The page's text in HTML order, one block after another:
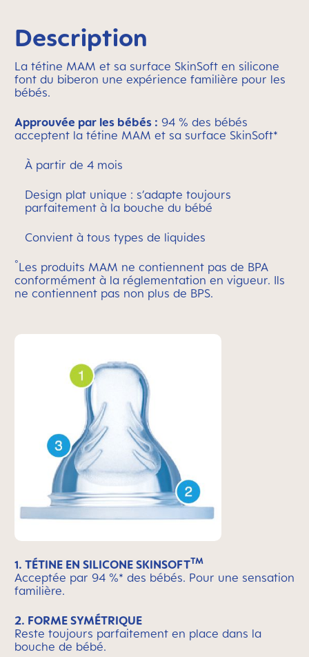
Description
La tétine MAM et sa surface SkinSoft en silicone
font du biberon une expérience familière pour les
bébés.
Approuvée par les bébés : 94 % des bébés
acceptent la tétine MAM et sa surface SkinSoft*
À partir de 4 mois
Design plat unique : s’adapte toujours
parfaitement à la bouche du bébé
Convient à tous types de liquides
°Les produits MAM ne contiennent pas de BPA
conformément à la réglementation en vigueur. Ils
ne contiennent pas non plus de BPS.
1. TÉTINE EN SILICONE SKINSOFTTM
Acceptée par 94 %* des bébés. Pour une sensation
familière.
2. FORME SYMÉTRIQUE
Reste toujours parfaitement en place dans la
bouche de bébé.